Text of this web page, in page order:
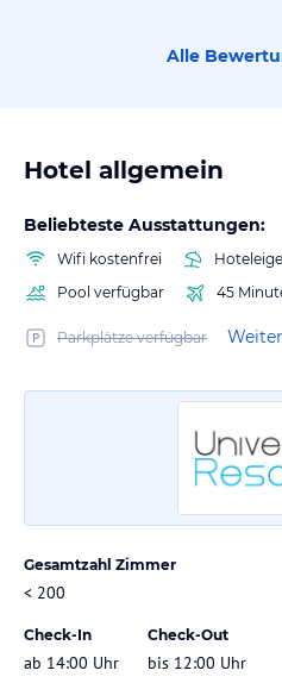
Alle
Hotel allgemein
Beliebteste Ausstattungen:
Wifi kostenfrei
Pool verfügbar
45
Parkplätze verfügbar
Gesamtzahl Zimmer
< 200
Check-In
ab 14:00 Uhr
Check-Out
bis 12:00 Uhr